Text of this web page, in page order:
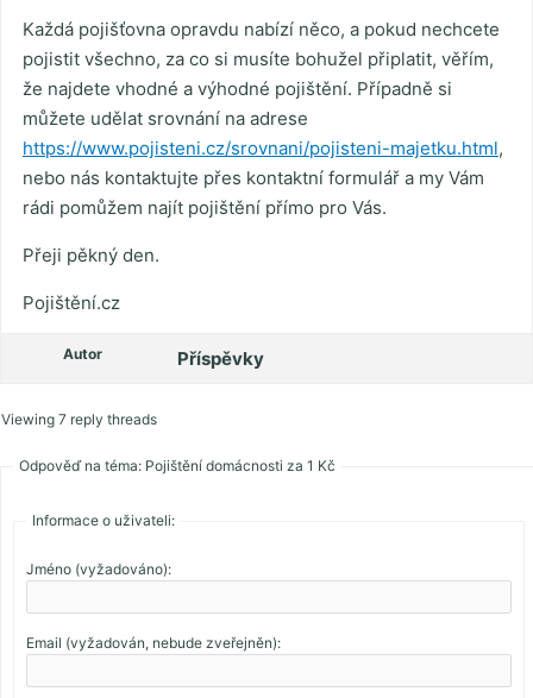
Každá pojišťovna opravdu nabízí něco, a pokud nechcete
pojistit všechno, za co si musíte bohužel připlatit, věřím,
že najdete vhodné a výhodné pojištění. Případně si
můžete udělat srovnání na adrese
https://www.pojisteni.cz/srovnani/pojisteni-majetku.html,
nebo nás kontaktujte přes kontaktní formulář a my Vám
rádi pomůžem najít pojištění přímo pro Vás.
Přeji pěkný den.
Pojištění.cz
Autor Příspěvky
Viewing 7 reply threads
Odpověď na téma: Pojištění domácnosti za 1 Kč
Informace o uživateli:
Jméno (vyžadováno):
Email (vyžadován, nebude zveřejněn):